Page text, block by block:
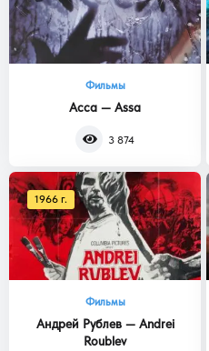
Фильмы
Асса — Assa
3 874
1966 г.
Фильмы
Андрей Рублев — Andrei
Roublev